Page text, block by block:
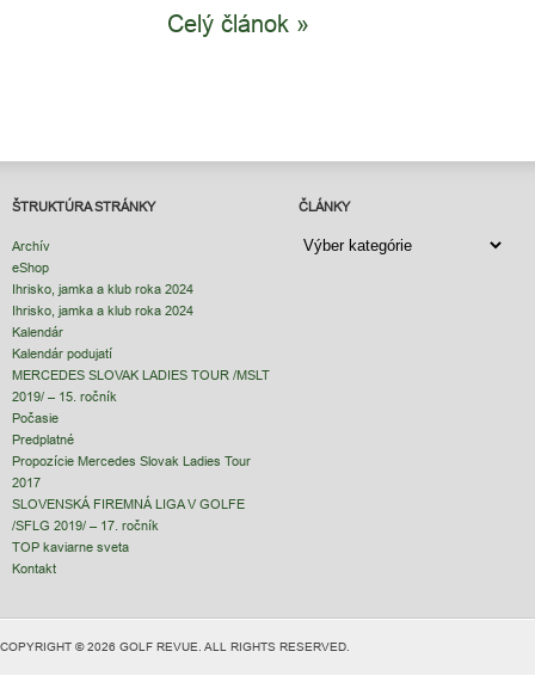
Celý článok »
ŠTRUKTÚRA STRÁNKY
Archív
eShop
Ihrisko, jamka a klub roka 2024
Ihrisko, jamka a klub roka 2024
Kalendár
Kalendár podujatí
MERCEDES SLOVAK LADIES TOUR /MSLT
2019/ – 15. ročník
Počasie
Predplatné
Propozície Mercedes Slovak Ladies Tour
2017
SLOVENSKÁ FIREMNÁ LIGA V GOLFE
/SFLG 2019/ – 17. ročník
TOP kaviarne sveta
Kontakt
ČLÁNKY
ČLÁNKY
COPYRIGHT © 2026 GOLF REVUE. ALL RIGHTS RESERVED.